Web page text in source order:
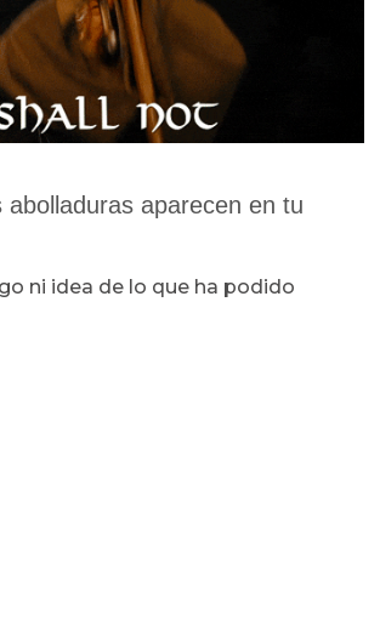
abolladuras aparecen en tu
ni idea de lo que ha podido